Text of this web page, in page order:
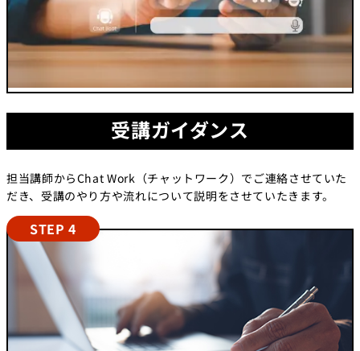
受講ガイダンス
担当講師からChat Work（チャットワーク）でご連絡させていた
だき、受講のやり方や流れについて説明をさせていたきます。
STEP 4